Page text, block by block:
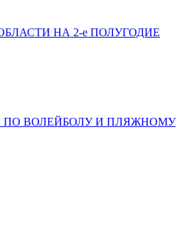
НА 2-е ПОЛУГОДИЕ
ПО ВОЛЕЙБОЛУ И ПЛЯЖНОМУ